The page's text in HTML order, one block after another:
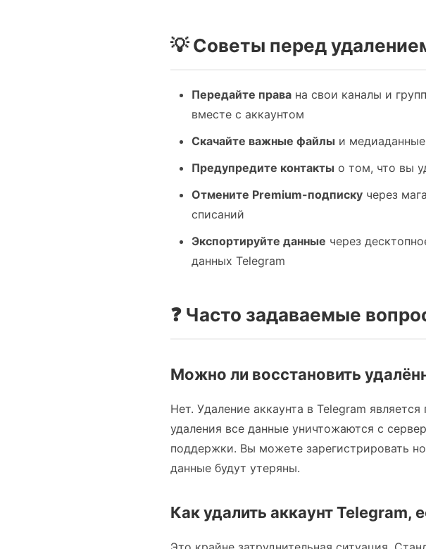
💡 Советы перед
Передайте права на свои каналы и
вместе с аккаунтом
Скачайте важные файлы и
Предупредите контакты о том, что вы
Отмените Premium-подписку через
списаний
Экспортируйте данные через
данных Telegram
❓ Часто задаваемые
Можно ли восстановить
Нет. Удаление аккаунта в Telegram
удаления все данные уничтожаются с
поддержки. Вы можете зарегистрировать
данные будут утеряны.
Как удалить аккаунт Telegram,